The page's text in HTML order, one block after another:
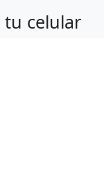
tu celular